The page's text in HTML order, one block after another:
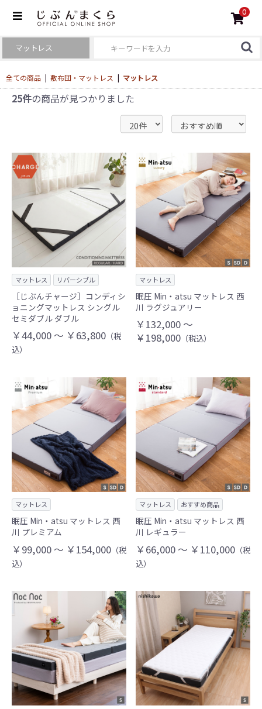
0
全ての商品 | 敷布団・マットレス | マットレス
25件の商品が見つかりました
マットレス リバーシブル
［じぶんチャージ］コンディシ
ョニングマットレス シングル
セミダブル ダブル
￥44,000 ～ ￥63,800 （税
込）
マットレス
眠圧 Min・atsu マットレス 西
川 ラグジュアリー
￥132,000 ～
￥198,000 （税込）
マットレス
眠圧 Min・atsu マットレス 西
川 プレミアム
￥99,000 ～ ￥154,000 （税
込）
マットレス おすすめ商品
眠圧 Min・atsu マットレス 西
川 レギュラー
￥66,000 ～ ￥110,000 （税
込）